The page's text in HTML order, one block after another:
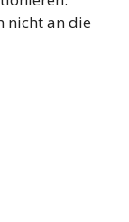
nicht an die